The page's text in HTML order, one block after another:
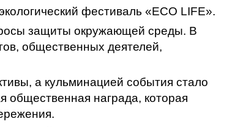
фестиваль «ECO LIFE».
защиты окружающей среды. В
общественных деятелей,
а кульминацией события стало
общественная награда, которая